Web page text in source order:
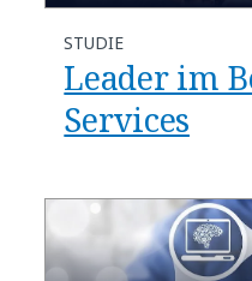
STUDIE
Leader im
Services